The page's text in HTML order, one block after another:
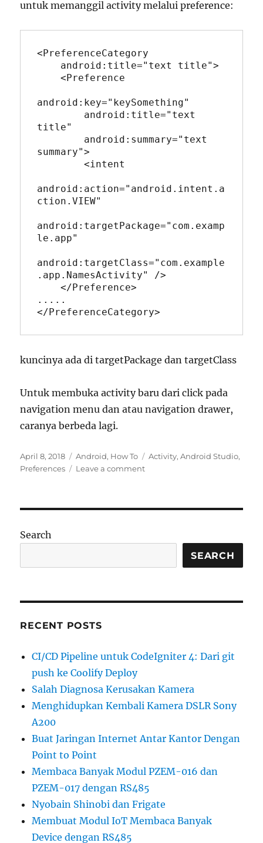
untuk memanggil activity melalui preference:
<PreferenceCategory
    <Preference
android:key="keySomething"
title"
summary">
        <intent
android:action="android.intent.a
ction.VIEW"
android:targetPackage="com.examp
le.app"
android:targetClass="com.example
.app.NamesActivity" />
    </Preference>
.....
</PreferenceCategory>
kuncinya ada di targetPackage dan targetClass
Untuk membuka activity baru dari click pada
navigation menu dan atau navigation drawer,
caranya berbeda lagi.
Posted
on
April 8, 2018 Categories
Android, How To Tags
Activity,Android Studio,
Preferences
Leave a commenton
activity
menu
Search
SEARCH
RECENT POSTS
CI/CD Pipeline untuk CodeIgniter 4: Dari git
push ke Coolify Deploy
Salah Diagnosa Kerusakan Kamera
Menghidupkan Kembali Kamera DSLR Sony
A200
Buat Jaringan Internet Antar Kantor Dengan
Point to Point
Membaca Banyak Modul PZEM-016 dan
PZEM-017 dengan RS485
Nyobain Shinobi dan Frigate
Membuat Modul IoT Membaca Banyak
Device dengan RS485